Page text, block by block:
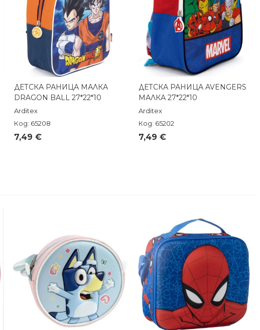
Бърз преглед
ДЕТСКА РАНИЦА МАЛКА
DRAGON BALL 27*22*10
Arditex
Код: 65208
7,49 €
Бърз преглед
ДЕТСКА РАНИЦА AVENGERS
МАЛКА 27*22*10
Arditex
Код: 65202
7,49 €